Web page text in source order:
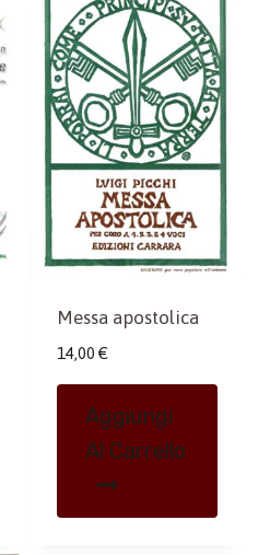
Messa apostolica
14,00 €
Aggiungi
Al Carrello